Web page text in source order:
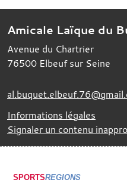
Amicale Laïque du
Avenue du Chartrier
76500 Elbeuf sur Seine
Informations légales
Signaler un contenu
SPORTSREGIONS